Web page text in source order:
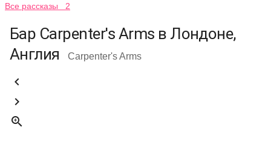
Все рассказы 2
Бар Carpenter's Arms в Лондоне,
Англия
Carpenter's Arms


